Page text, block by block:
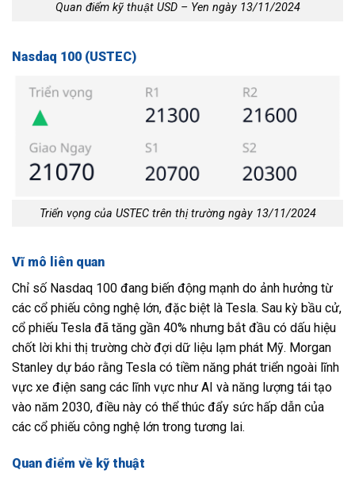
Quan điểm kỹ thuật USD – Yen ngày 13/11/2024
Nasdaq 100 (USTEC)
Triển vọng của USTEC trên thị trường ngày 13/11/2024
Vĩ mô liên quan
Chỉ số Nasdaq 100 đang biến động mạnh do ảnh hưởng từ
các cổ phiếu công nghệ lớn, đặc biệt là Tesla. Sau kỳ bầu cử,
cổ phiếu Tesla đã tăng gần 40% nhưng bắt đầu có dấu hiệu
chốt lời khi thị trường chờ đợi dữ liệu lạm phát Mỹ. Morgan
Stanley dự báo rằng Tesla có tiềm năng phát triển ngoài lĩnh
vực xe điện sang các lĩnh vực như AI và năng lượng tái tạo
vào năm 2030, điều này có thể thúc đẩy sức hấp dẫn của
các cổ phiếu công nghệ lớn trong tương lai.
Quan điểm về kỹ thuật